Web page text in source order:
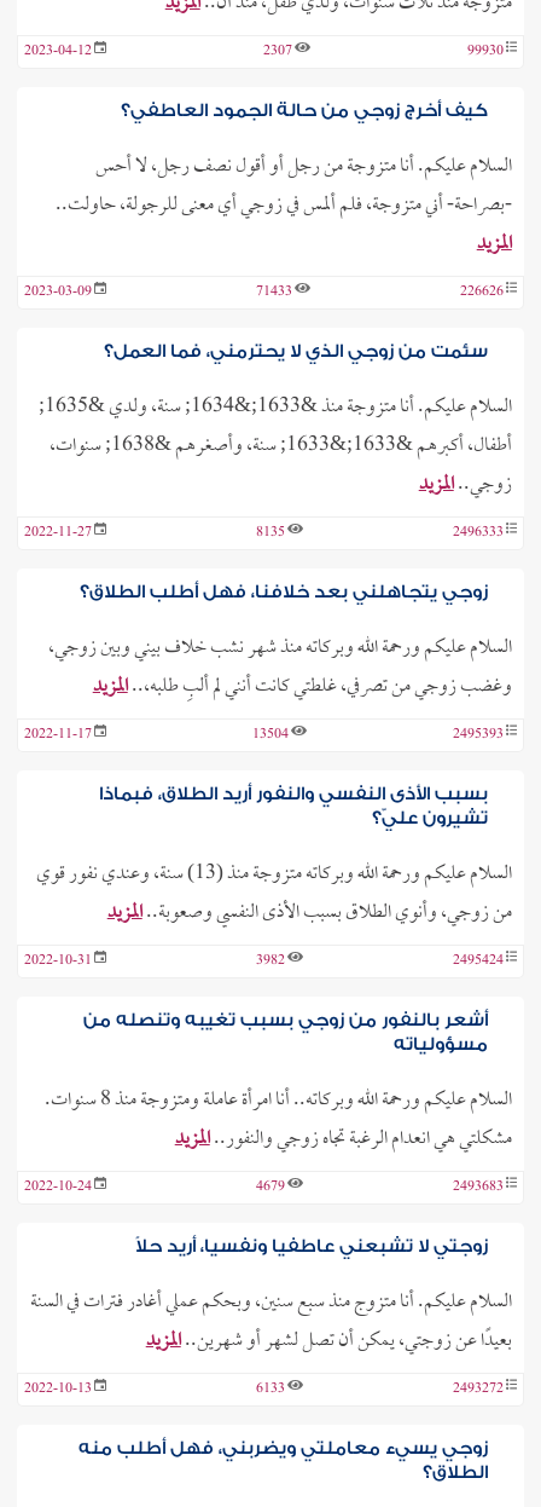
99930
2307
2023-04-12
كيف أخرج زوجي من حالة الجمود العاطفي؟
السلام عليكم. أنا متزوجة من رجل أو أقول نصف رجل، لا أحس
-بصراحة- أني متزوجة، فلم ألمس في زوجي أي معنى للرجولة، حاولت..
المزيد
226626
71433
2023-03-09
سئمت من زوجي الذي لا يحترمني، فما العمل؟
السلام عليكم. أنا متزوجة منذ &1633;&1634; سنة، ولدي &1635;
أطفال، أكبرهم &1633;&1633; سنة، وأصغرهم &1638; سنوات،
زوجي..المزيد
2496333
8135
2022-11-27
زوجي يتجاهلني بعد خلافنا، فهل أطلب الطلاق؟
السلام عليكم ورحمة الله وبركاته منذ شهر نشب خلاف بيني وبين زوجي،
وغضب زوجي من تصرفي، غلطتي كانت أنني لم ألبِ طلبه،..المزيد
2495393
13504
2022-11-17
بسبب الأذى النفسي والنفور أريد الطلاق، فبماذا
تشيرون عليّ؟
السلام عليكم ورحمة الله وبركاته متزوجة منذ (13) سنة، وعندي نفور قوي
من زوجي، وأنوي الطلاق بسبب الأذى النفسي وصعوبة..المزيد
2495424
3982
2022-10-31
أشعر بالنفور من زوجي بسبب تغيبه وتنصله من
مسؤولياته
السلام عليكم ورحمة الله وبركاته.. أنا امرأة عاملة ومتزوجة منذ 8 سنوات.
مشكلتي هي انعدام الرغبة تجاه زوجي والنفور..المزيد
2493683
4679
2022-10-24
زوجتي لا تشبعني عاطفيا ونفسيا، أريد حلاً
السلام عليكم. أنا متزوج منذ سبع سنين، وبحكم عملي أغادر فترات في السنة
بعيدًا عن زوجتي، يمكن أن تصل لشهر أو شهرين..المزيد
2493272
6133
2022-10-13
زوجي يسيء معاملتي ويضربني، فهل أطلب منه
الطلاق؟